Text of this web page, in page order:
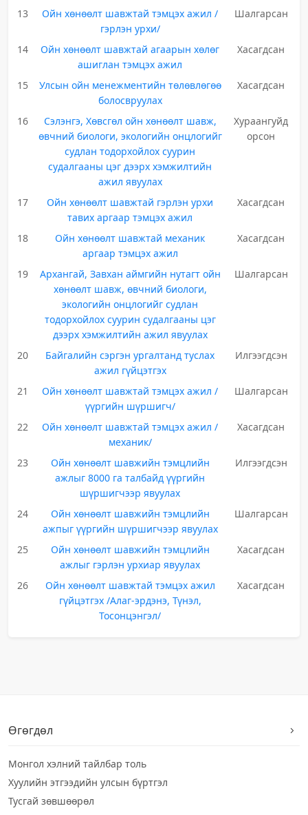
13
Ойн хөнөөлт шавжтай тэмцэх ажил /
гэрлэн урхи/
Шалгарсан
14
Ойн хөнөөлт шавжтай агаарын хөлөг
ашиглан тэмцэх ажил
Хасагдсан
15
Улсын ойн менежментийн төлөвлөгөө
болосвруулах
Хасагдсан
16
Сэлэнгэ, Хөвсгөл ойн хөнөөлт шавж,
өвчний биологи, экологийн онцлогийг
судлан тодорхойлох суурин
судалгааны цэг дээрх хэмжилтийн
ажил явуулах
Хураангуйд
орсон
17
Ойн хөнөөлт шавжтай гэрлэн урхи
тавих аргаар тэмцэх ажил
Хасагдсан
18
Ойн хөнөөлт шавжтай механик
аргаар тэмцэх ажил
Хасагдсан
19
Архангай, Завхан аймгийн нутагт ойн
хөнөөлт шавж, өвчний биологи,
экологийн онцлогийг судлан
тодорхойлох суурин судалгааны цэг
дээрх хэмжилтийн ажил явуулах
Шалгарсан
20
Байгалийн сэргэн ургалтанд туслах
ажил гүйцэтгэх
Илгээгдсэн
21
Ойн хөнөөлт шавжтай тэмцэх ажил /
үүргийн шүршигч/
Шалгарсан
22
Ойн хөнөөлт шавжтай тэмцэх ажил /
механик/
Хасагдсан
23
Ойн хөнөөлт шавжийн тэмцлийн
ажлыг 8000 га талбайд үүргийн
шүршигчээр явуулах
Илгээгдсэн
24
Ойн хөнөөлт шавжийн тэмцлийн
ажпыг үүргийн шүршигчээр явуулах
Шалгарсан
25
Ойн хөнөөлт шавжийн тэмцлийн
ажлыг гэрлэн урхиар явуулах
Хасагдсан
26
Ойн хөнөөлт шавжтай тэмцэх ажил
гүйцэтгэх /Алаг-эрдэнэ, Түнэл,
Тосонцэнгэл/
Хасагдсан
Өгөгдөл
Монгол хэлний тайлбар толь
Хуулийн этгээдийн улсын бүртгэл
Тусгай зөвшөөрөл